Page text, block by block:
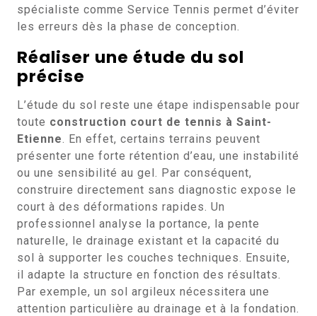
spécialiste comme Service Tennis permet d’éviter
les erreurs dès la phase de conception.
Réaliser une étude du sol
précise
L’étude du sol reste une étape indispensable pour
toute construction court de tennis à Saint-
Etienne. En effet, certains terrains peuvent
présenter une forte rétention d’eau, une instabilité
ou une sensibilité au gel. Par conséquent,
construire directement sans diagnostic expose le
court à des déformations rapides. Un
professionnel analyse la portance, la pente
naturelle, le drainage existant et la capacité du
sol à supporter les couches techniques. Ensuite,
il adapte la structure en fonction des résultats.
Par exemple, un sol argileux nécessitera une
attention particulière au drainage et à la fondation.